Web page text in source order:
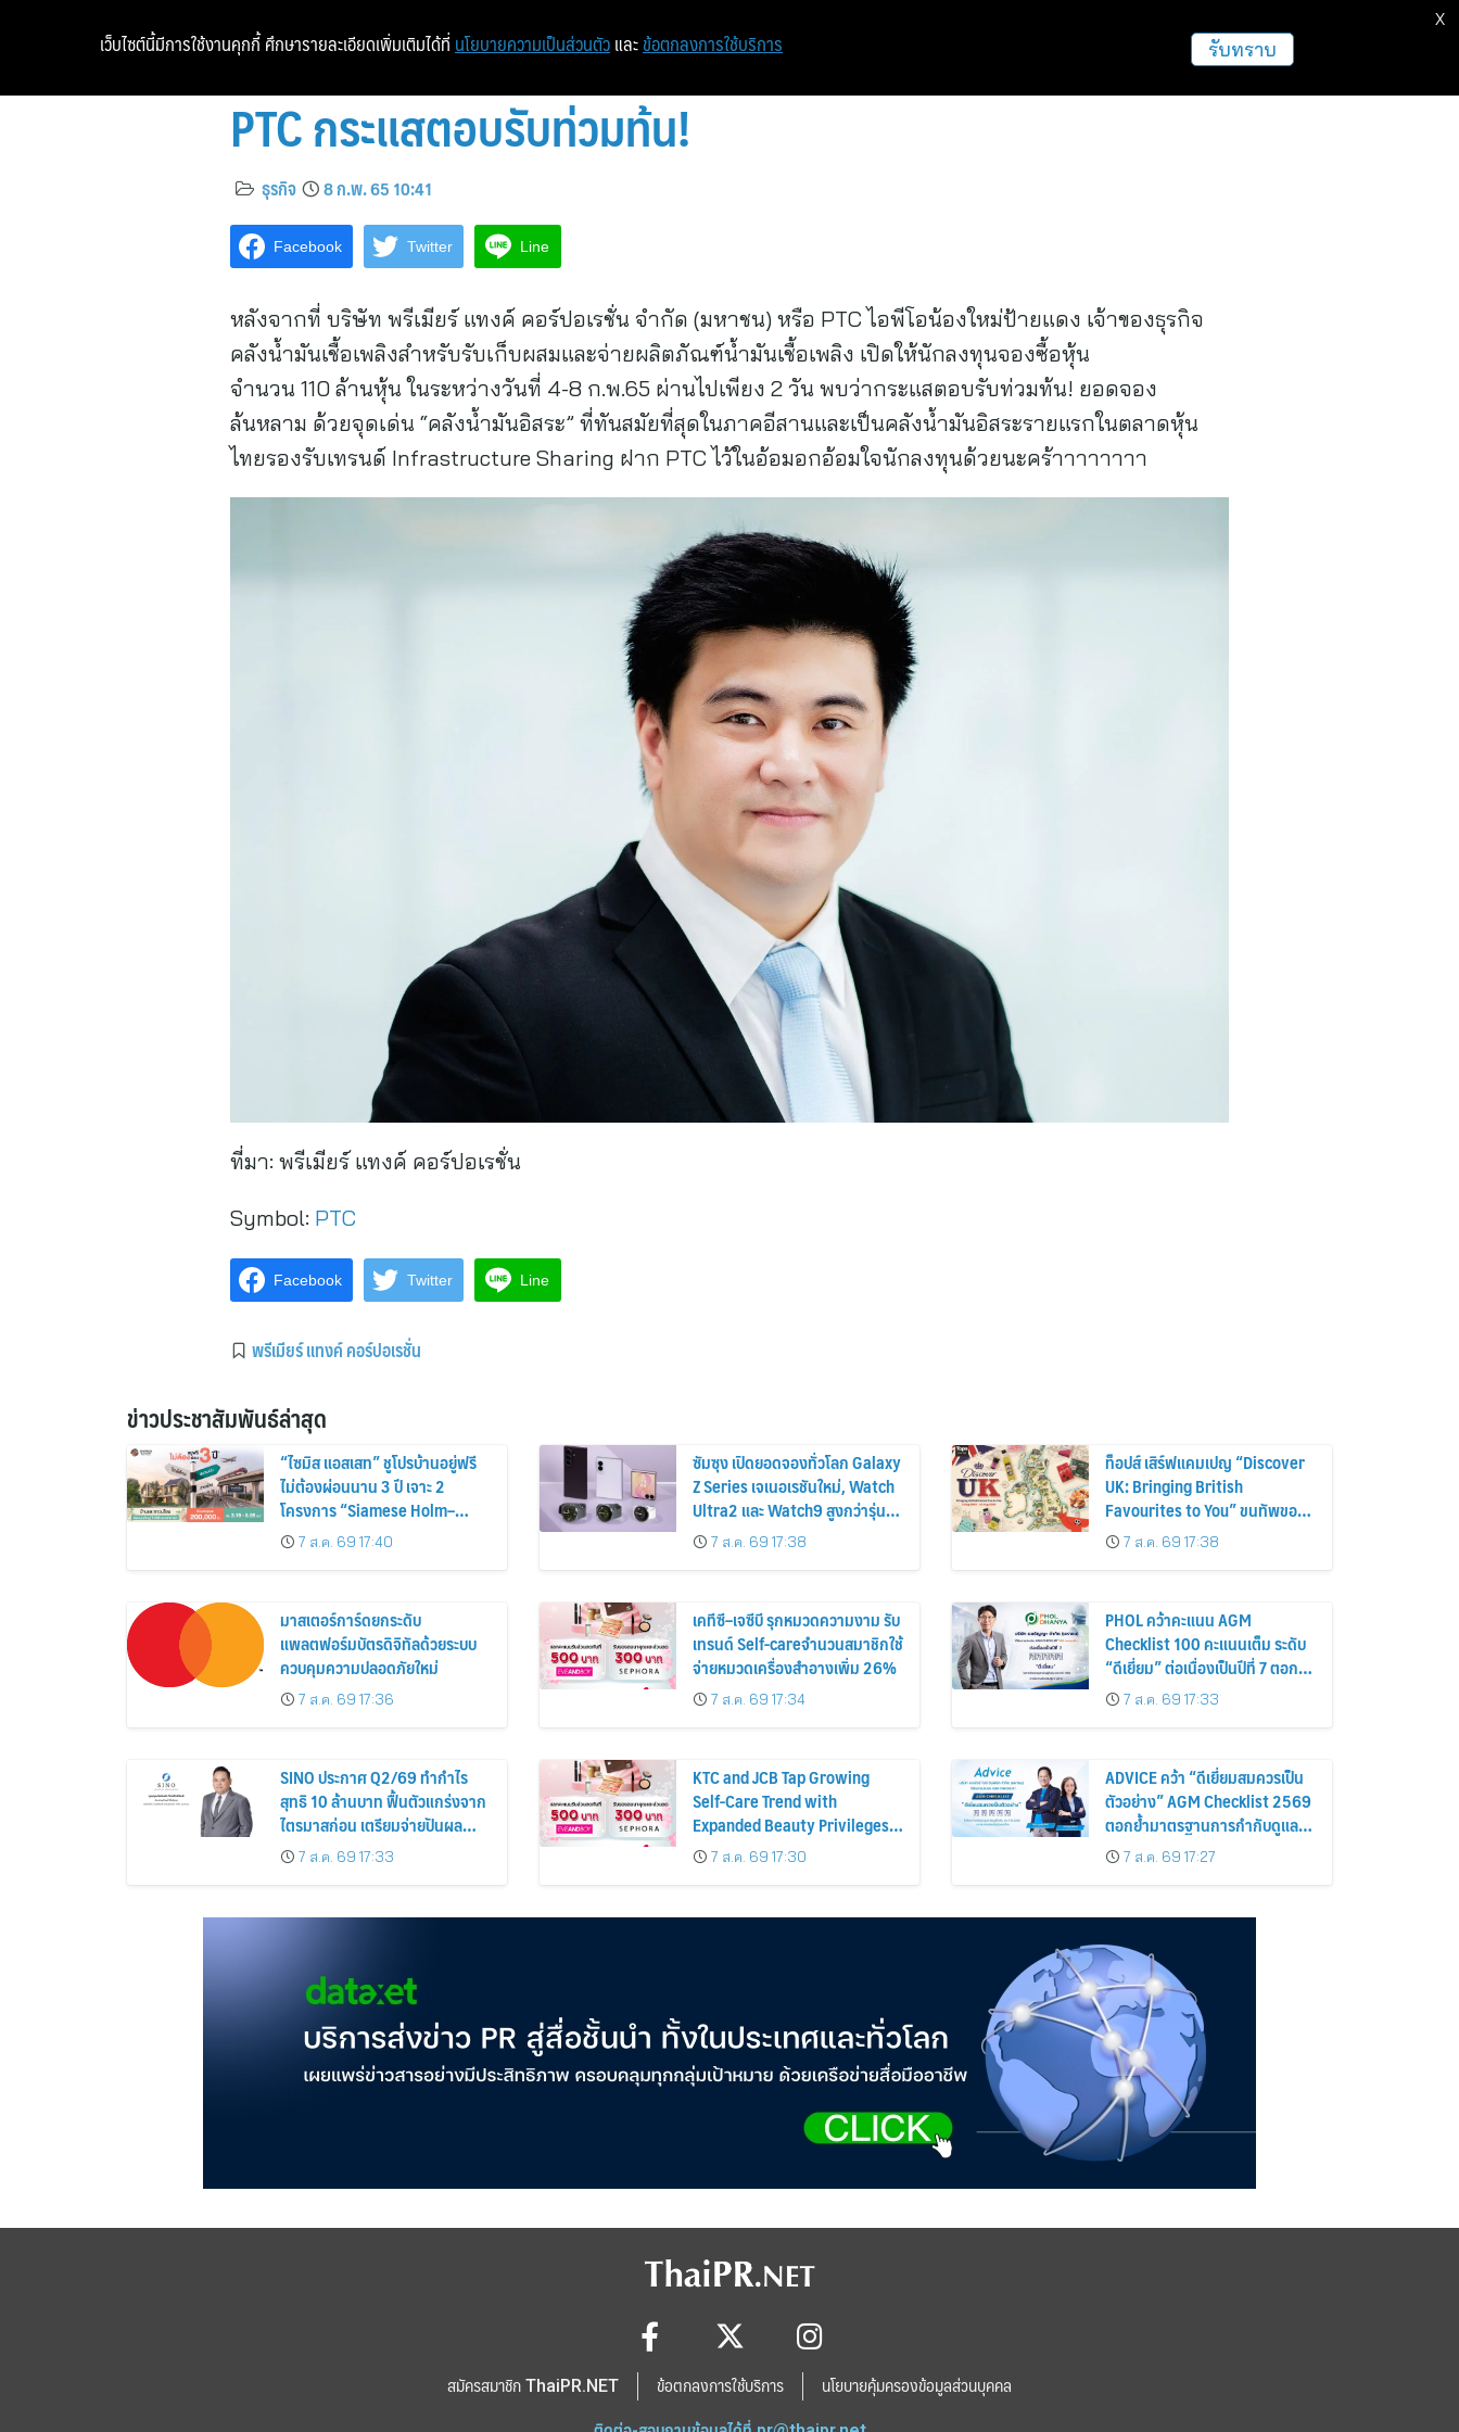
PTC กระแสตอบรับท่วมท้น!
ธุรกิจ 8 ก.พ. 65 10:41
Facebook Twitter Line
หลังจากที่ บริษัท พรีเมียร์ แทงค์ คอร์ปอเรชั่น จำกัด (มหาชน) หรือ PTC ไอพีโอน้องใหม่ป้ายแดง เจ้าของธุรกิจ
คลังน้ำมันเชื้อเพลิงสำหรับรับเก็บผสมและจ่ายผลิตภัณฑ์น้ำมันเชื้อเพลิง เปิดให้นักลงทุนจองซื้อหุ้น
จำนวน 110 ล้านหุ้น ในระหว่างวันที่ 4-8 ก.พ.65 ผ่านไปเพียง 2 วัน พบว่ากระแสตอบรับท่วมท้น! ยอดจอง
ล้นหลาม ด้วยจุดเด่น “คลังน้ำมันอิสระ” ที่ทันสมัยที่สุดในภาคอีสานและเป็นคลังน้ำมันอิสระรายแรกในตลาดหุ้น
ไทยรองรับเทรนด์ Infrastructure Sharing ฝาก PTC ไว้ในอ้อมอกอ้อมใจนักลงทุนด้วยนะคร้าาาาาาาา
ที่มา: พรีเมียร์ แทงค์ คอร์ปอเรชั่น
Symbol: PTC
Facebook Twitter Line
พรีเมียร์ แทงค์ คอร์ปอเรชั่น
ข่าวประชาสัมพันธ์ล่าสุด
“ไซมิส แอสเสท” ชูโปรบ้านอยู่ฟรี
ไม่ต้องผ่อนนาน 3 ปี เจาะ 2
โครงการ “Siamese Holm–
Siamese Blossom” พร้อม
ส่วนลดและสิทธิพิเศษถึง 31
7 ส.ค. 69 17:40
ซัมซุง เปิดยอดจองทั่วโลก Galaxy
Z Series เจเนอเรชันใหม่, Watch
Ultra2 และ Watch9 สูงกว่ารุ่น
ก่อนหน้ากว่า 30%
7 ส.ค. 69 17:38
ท็อปส์ เสิร์ฟแคมเปญ “Discover
UK: Bringing British
Favourites to You” ขนทัพของ
อร่อยและไอเท็มฮิตจากสหราช
อาณาจักร ส่งตรงถึงมือตั้งแต่วัน
7 ส.ค. 69 17:38
มาสเตอร์การ์ดยกระดับ
แพลตฟอร์มบัตรดิจิทัลด้วยระบบ
ควบคุมความปลอดภัยใหม่
7 ส.ค. 69 17:36
เคทีซี–เจซีบี รุกหมวดความงาม รับ
เทรนด์ Self-careจำนวนสมาชิกใช้
จ่ายหมวดเครื่องสำอางเพิ่ม 26%
7 ส.ค. 69 17:34
PHOL คว้าคะแนน AGM
Checklist 100 คะแนนเต็ม ระดับ
“ดีเยี่ยม” ต่อเนื่องเป็นปีที่ 7 ตอกย้ำ
การดำเนินธุรกิจตามหลักธรรมาภิ
บาล โปร่งใส สร้างความเชื่อมั่นผู้
7 ส.ค. 69 17:33
SINO ประกาศ Q2/69 ทำกำไร
สุทธิ 10 ล้านบาท ฟื้นตัวแกร่งจาก
ไตรมาสก่อน เตรียมจ่ายปันผล
ระหว่างกาล 0.014423 บาทต่อหุ้น
ครึ่งปีหลังมุ่งเติบโตต่อเนื่อง
7 ส.ค. 69 17:33
KTC and JCB Tap Growing
Self-Care Trend with
Expanded Beauty Privileges
Number of KTC JCB
Cardmembers Spending on
7 ส.ค. 69 17:30
ADVICE คว้า “ดีเยี่ยมสมควรเป็น
ตัวอย่าง” AGM Checklist 2569
ตอกย้ำมาตรฐานการกำกับดูแล
กิจการที่ดี
7 ส.ค. 69 17:27
สมัครสมาชิก ThaiPR.NET ข้อตกลงการใช้บริการ นโยบายคุ้มครองข้อมูลส่วนบุคคล
เว็บไซต์นี้มีการใช้งานคุกกี้ ศึกษารายละเอียดเพิ่มเติมได้ที่ นโยบายความเป็นส่วนตัว และ ข้อตกลงการใช้บริการ รับทราบ
X